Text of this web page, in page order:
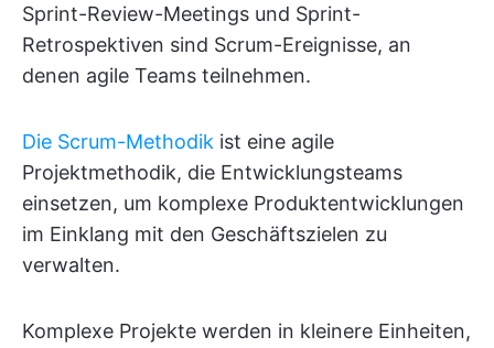
Sprint-Review-Meetings und Sprint-
Retrospektiven sind Scrum-Ereignisse, an
denen agile Teams teilnehmen.
Die Scrum-Methodik ist eine agile
Projektmethodik, die Entwicklungsteams
einsetzen, um komplexe Produktentwicklungen
im Einklang mit den Geschäftszielen zu
verwalten.
Komplexe Projekte werden in kleinere Einheiten,